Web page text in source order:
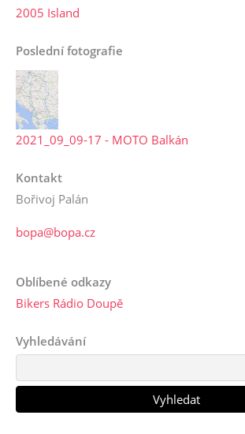
2005 Island
Poslední fotografie
2021_09_09-17 - MOTO Balkán
Kontakt
Bořivoj Palán
bopa@bopa.cz
Oblíbené odkazy
Bikers Rádio Doupě
Vyhledávání